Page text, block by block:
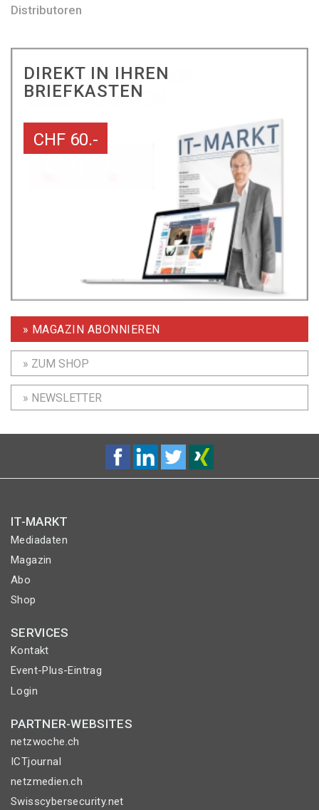
Distributoren
DIREKT IN IHREN
BRIEFKASTEN
CHF 60.-
» MAGAZIN ABONNIEREN
» ZUM SHOP
» NEWSLETTER
IT-MARKT
Mediadaten
Magazin
Abo
Shop
SERVICES
Kontakt
Event-Plus-Eintrag
Login
PARTNER-WEBSITES
netzwoche.ch
ICTjournal
netzmedien.ch
Swisscybersecurity.net